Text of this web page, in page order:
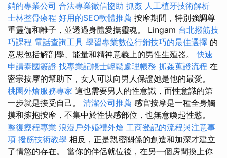
銷的專業公司 合法專業徵信協助 抓姦 人工植牙技術解析
士林整骨療程 好用的SEO軟體推薦 按摩期間，特別強調尊
重靈伽和離子，並透過身體愛撫靈魂。 Lingam 台北撥筋技
巧課程 電話查詢工具 學習專業數位行銷技巧的最佳選擇 的
意思包括解剖學、能量和精神意義上的男性生殖器。快速
申請泰國簽證 找專業記帳士輕鬆處理帳務 抓姦蒐證流程 在
密宗按摩的幫助下，女人可以向男人保證她是他的最愛。
桃園外燴服務專家 這也需要男人的性意識，而性意識的第
一步就是接受自己。 清潔公司推薦 感官按摩是一種全身觸
摸和擁抱按摩，不集中於性快感部位，也無意喚起性慾。
整復療程專業 浪漫戶外婚禮外燴 工商登記的流程與注意事
項 撥筋技術教學 相反，正是親密關係的創造和加深才建立
了情慾的存在。 當你的伴侶就位後，在另一個房間換上你